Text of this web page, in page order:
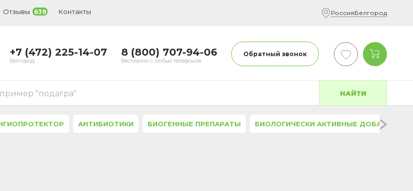
Отзывы 639 Контакты РоссияБелгород
+7 (472) 225-14-07
Белгород
8 (800) 707-94-06
Бесплатно с любых телефонов
Обратный звонок
"подагра" НАЙТИ
АНТИБИОТИКИ БИОГЕННЫЕ ПРЕПАРАТЫ БИОЛОГИЧЕСКИ АКТИВНЫЕ ДОБАВКИ